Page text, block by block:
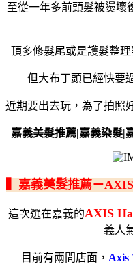
至從一年多前頭髮被燙壞
頂多修髮尾或是護髮整
但大布丁頭已經快要
近期要出去玩，為了拍照
嘉義美髮推薦|嘉義染髮|
▍嘉義美髮推薦－
這次選在嘉義的AXIS
義人
目前有兩間店面， Axis